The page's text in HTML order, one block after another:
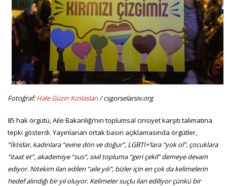
Fotoğraf:Hale Güzin Kızılaslan/ csgorselarsiv.org
85 hak örgütü, Aile Bakanlığı’nın toplumsal cinsiyet karşıtı talimatına
tepki gösterdi. Yayınlanan ortak basın açıklamasında örgütler,
“İktidar, kadınlara “evine dön ve doğur”, LGBTİ+’lara “yok ol”, çocuklara
“itaat et”, akademiye “sus”, sivil topluma “geri çekil” demeye devam
ediyor. Nitekim ilan edilen “aile yılı”, bizler için en çok da kelimelerin
hedef alındığı bir yıl oluyor. Kelimeler suçlu ilan ediliyor çünkü bir